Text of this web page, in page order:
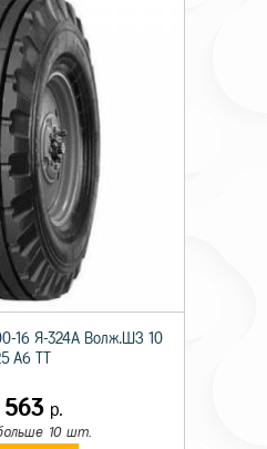
16 Я-324А Волж.ШЗ 10
A6 TT
563р.
10 шт.